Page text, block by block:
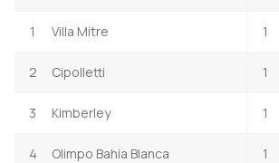
1 Villa Mitre 1
2 Cipolletti 1
3 Kimberley 1
4 Olimpo Bahia Blanca 1